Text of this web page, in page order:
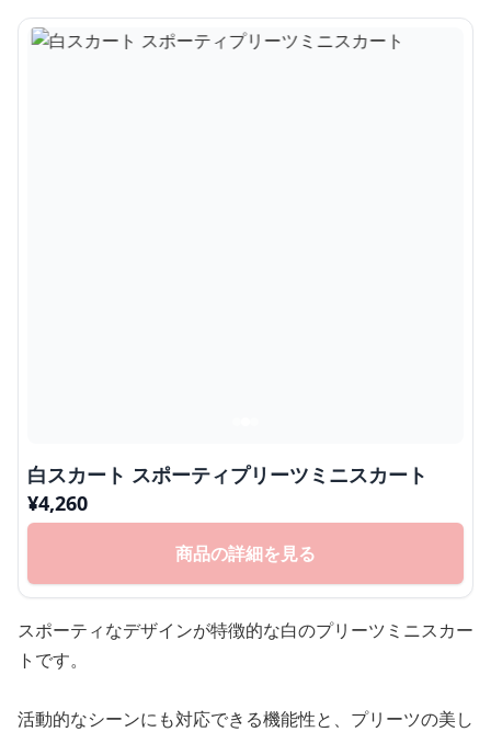
白スカート スポーティプリーツミニスカート
¥4,260
商品の詳細を見る
スポーティなデザインが特徴的な白のプリーツミニスカー
トです。
活動的なシーンにも対応できる機能性と、プリーツの美し